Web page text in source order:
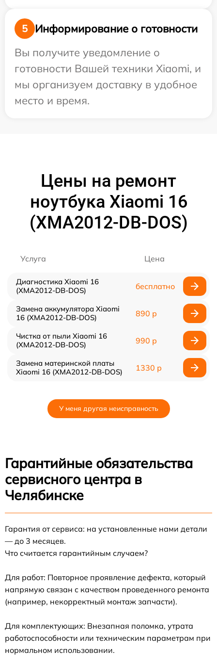
5
Информирование о готовности
Вы получите уведомление о
готовности Вашей техники Xiaomi, и
мы организуем доставку в удобное
место и время.
Цены на ремонт
ноутбука Xiaomi 16
(XMA2012-DB-DOS)
Услуга Цена
Диагностика Xiaomi 16
(XMA2012-DB-DOS)
бесплатно
Замена аккумулятора Xiaomi
16 (XMA2012-DB-DOS)
890 р
Чистка от пыли Xiaomi 16
(XMA2012-DB-DOS)
990 р
Замена материнской платы
Xiaomi 16 (XMA2012-DB-DOS)
1330 р
У меня другая неисправность
Гарантийные обязательства
сервисного центра в
Челябинске
Гарантия от сервиса: на установленные нами детали
— до 3 месяцев.
Что считается гарантийным случаем?
Для работ: Повторное проявление дефекта, который
напрямую связан с качеством проведенного ремонта
(например, некорректный монтаж запчасти).
Для комплектующих: Внезапная поломка, утрата
работоспособности или техническим параметрам при
нормальном использовании.